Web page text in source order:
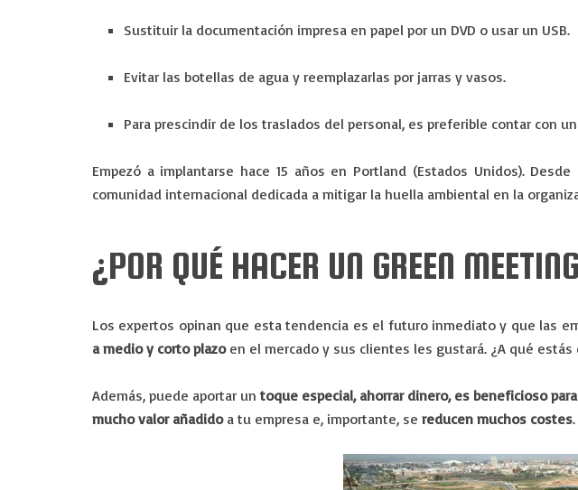
Sustituir la documentación impresa en papel por un DVD o usar un USB.
Evitar las botellas de agua y reemplazarlas por jarras y vasos.
Para prescindir de los traslados del personal, es preferible contar con
Empezó a implantarse hace 15 años en Portland (Estados Unidos).
comunidad internacional dedicada a mitigar la huella ambiental en la
¿POR QUÉ HACER UN GREEN
Los expertos opinan que esta tendencia es el futuro inmediato y que las
a medio y corto plazoen el mercado y sus clientes les gustará. ¿A qué
Además, puede aportar untoque especial, ahorrar dinero, es beneficioso
mucho valor añadidoa tu empresa e, importante, se reducen muchos costes.